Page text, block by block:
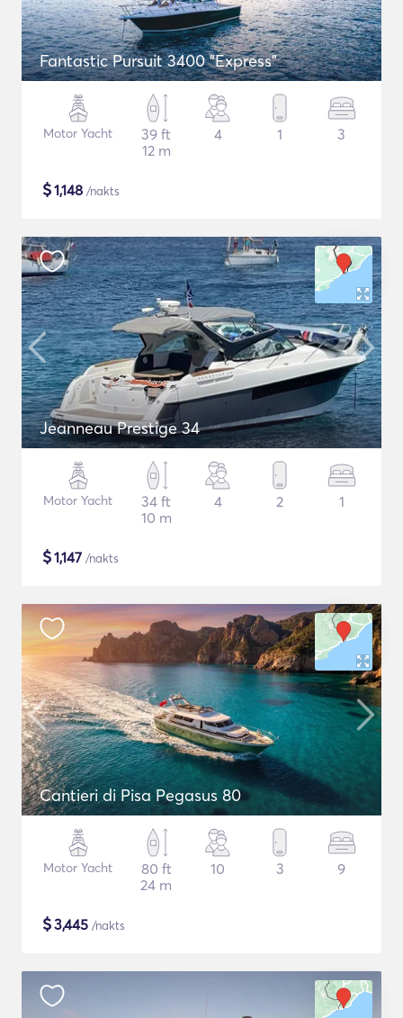
Fantastic Pursuit 3400 "Express"
Motor Yacht
39 ft
12 m
4 1 3
$1,148 /nakts
Jeanneau Prestige 34
Motor Yacht
34 ft
10 m
4 2 1
$1,147 /nakts
Cantieri di Pisa Pegasus 80
Motor Yacht
80 ft
24 m
10 3 9
$3,445 /nakts